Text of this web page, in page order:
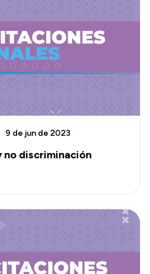
no discriminación
9 de jun de 2023